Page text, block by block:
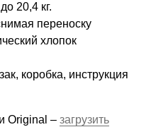
20,4 кг.
переноску
хлопок
коробка, инструкция
Original – загрузить